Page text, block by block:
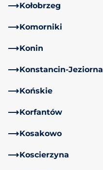
Kołobrzeg
Komorniki
Konin
Konstancin-Jeziorna
Końskie
Korfantów
Kosakowo
Koscierzyna